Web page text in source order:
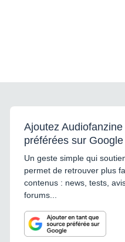
Ajoutez
préférées sur Google
Un geste simple qui
permet de retrouver plus
contenus : news, tests,
forums...